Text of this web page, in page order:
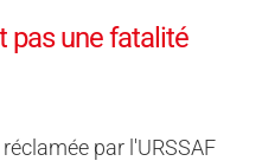
pas une fatalité
par l'URSSAF